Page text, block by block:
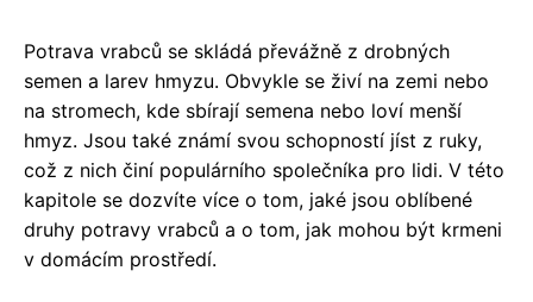
Potrava vrabců se skládá převážně z drobných
semen a larev hmyzu. Obvykle se živí na zemi nebo
na stromech, kde sbírají semena nebo loví menší
hmyz. Jsou také známí svou schopností jíst z ruky,
což z nich činí populárního společníka pro lidi. V této
kapitole se dozvíte více o tom, jaké jsou oblíbené
druhy potravy vrabců a o tom, jak mohou být krmeni
v domácím prostředí.